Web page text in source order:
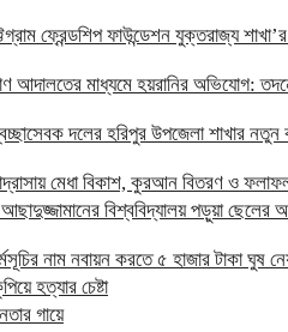
ফ্রেন্ডশিপ ফাউন্ডেশন যুক্তরাজ্য
আদালতের মাধ্যমে হয়রানির অভিযোগ:
দলের হরিপুর উপজেলা শাখার নতুন
মেধা বিকাশ, কুরআন বিতরণ ও
বিশ্ববিদ্যালয় পড়ুয়া ছেলের
নাম নবায়ন করতে ৫ হাজার টাকা ঘুষ
হত্যার চেষ্টা
গায়ে